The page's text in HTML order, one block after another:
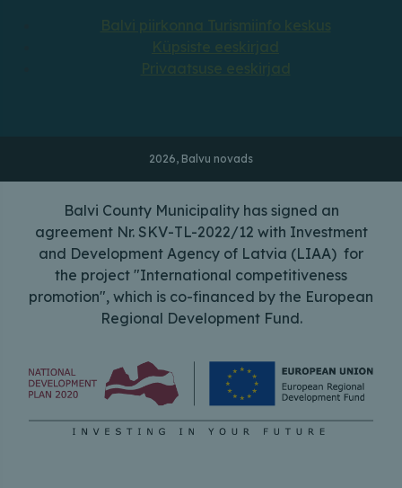
Balvi piirkonna Turismiinfo keskus
Küpsiste eeskirjad
Privaatsuse eeskirjad
2026, Balvu novads
Balvi County Municipality has signed an
agreement Nr. SKV-TL-2022/12 with Investment
and Development Agency of Latvia (LIAA) for
the project "International competitiveness
promotion", which is co-financed by the European
Regional Development Fund.